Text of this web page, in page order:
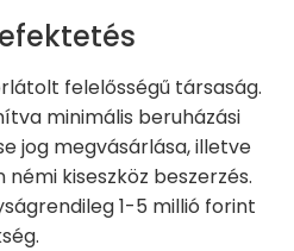
felelősségű társaság.
minimális beruházási
jog megvásárlása, illetve
kiseszköz beszerzés.
1-5 millió forint